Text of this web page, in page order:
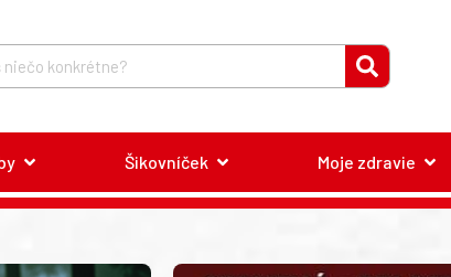
Šikovníček Moje zdravie